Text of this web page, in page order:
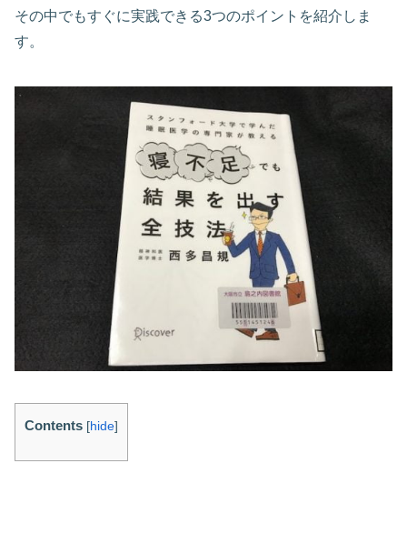
その中でもすぐに実践できる3つのポイントを紹介しま
す。
Contents [hide]